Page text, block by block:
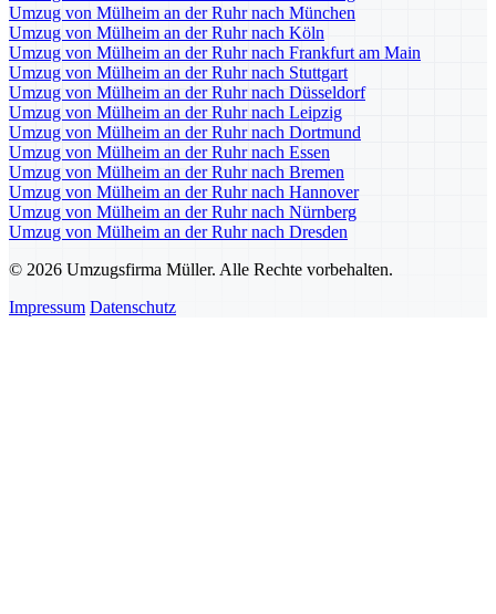
Umzug von Mülheim an der Ruhr nach München
Umzug von Mülheim an der Ruhr nach Köln
Umzug von Mülheim an der Ruhr nach Frankfurt am Main
Umzug von Mülheim an der Ruhr nach Stuttgart
Umzug von Mülheim an der Ruhr nach Düsseldorf
Umzug von Mülheim an der Ruhr nach Leipzig
Umzug von Mülheim an der Ruhr nach Dortmund
Umzug von Mülheim an der Ruhr nach Essen
Umzug von Mülheim an der Ruhr nach Bremen
Umzug von Mülheim an der Ruhr nach Hannover
Umzug von Mülheim an der Ruhr nach Nürnberg
Umzug von Mülheim an der Ruhr nach Dresden
© 2026 Umzugsfirma Müller. Alle Rechte vorbehalten.
Impressum Datenschutz